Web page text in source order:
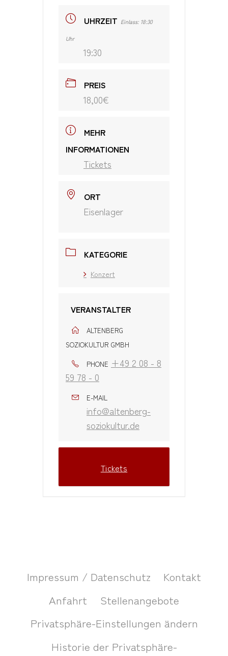
UHRZEIT Einlass: 18:30
Uhr
19:30
PREIS
18,00€
MEHR
INFORMATIONEN
Tickets
ORT
Eisenlager
KATEGORIE
Konzert
VERANSTALTER
ALTENBERG
SOZIOKULTUR GMBH
PHONE +49 2 08 - 8
59 78 - 0
E-MAIL
info@altenberg-
soziokultur.de
Tickets
Impressum / Datenschutz
Kontakt
Anfahrt
Stellenangebote
Privatsphäre-Einstellungen ändern
Historie der Privatsphäre-